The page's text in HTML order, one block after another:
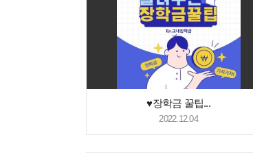
♥장학금 꿀팁...
2022.12.04